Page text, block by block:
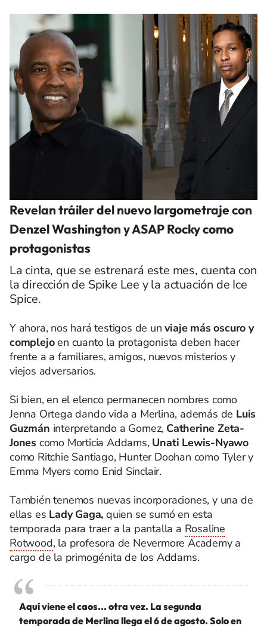
Revelan tráiler del nuevo largometraje con
Denzel Washington y ASAP Rocky como
protagonistas
La cinta, que se estrenará este mes, cuenta con
la dirección de Spike Lee y la actuación de Ice
Spice.
Y ahora, nos hará testigos de unviaje más oscuro y
complejoen cuanto la protagonista deben hacer
frente a a familiares, amigos, nuevos misterios y
viejos adversarios.
Si bien, en el elenco permanecen nombres como
Jenna Ortega dando vida a Merlina, además de Luis
Guzmán interpretando a Gomez, Catherine Zeta-
Jones como Morticia Addams, Unati Lewis-Nyawo
como Ritchie Santiago, Hunter Doohan como Tyler y
Emma Myers como Enid Sinclair.
También tenemos nuevas incorporaciones, y una de
ellas es Lady Gaga,quien se sumó en esta
temporada para traer a la pantalla a Rosaline
Rotwood, la profesora de Nevermore Academy a
cargo de la primogénita de los Addams.
Aquí viene el caos... otra vez. La segunda
temporada de Merlina llega el 6 de agosto. Solo en